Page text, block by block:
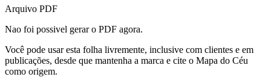
Arquivo PDF
Nao foi possivel gerar o PDF agora.
Você pode usar esta folha livremente, inclusive com clientes e em
publicações, desde que mantenha a marca e cite o Mapa do Céu
como origem.